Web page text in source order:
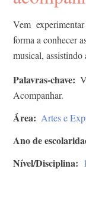
Vem experimentar
forma a conhecer
musical, assistindo
Palavras-chave
Acompanhar.
Área Artes e
Ano de
Nível/Disciplina